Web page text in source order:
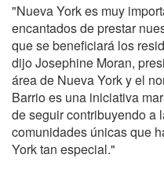
"Nueva York es muy
encantados de prestar
que se beneficiará los
dijo Josephine Moran,
área de Nueva York y el
Barrio es una iniciativa
de seguir contribuyendo a
comunidades únicas que
York tan especial."